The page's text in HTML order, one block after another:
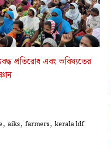
প্রতিরোধ এবং ভবিষ্যতের
, aiks, farmers, kerala ldf